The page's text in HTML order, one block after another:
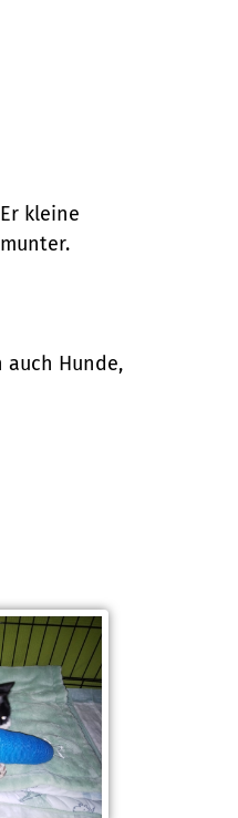
kleine
Hunde,